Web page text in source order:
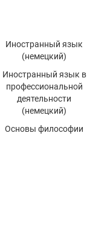
Иностранный язык
(немецкий)
Иностранный язык в
профессиональной
деятельности
(немецкий)
Основы философии